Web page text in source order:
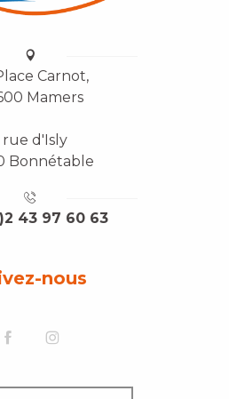
Carnot,
Mamers
rue d'Isly
Bonnétable
43 97 60 63
nous